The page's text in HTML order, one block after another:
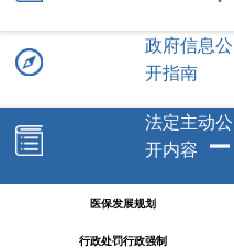
政府信息公
开指南
法定主动公
开内容
医保发展规划
行政处罚行政强制